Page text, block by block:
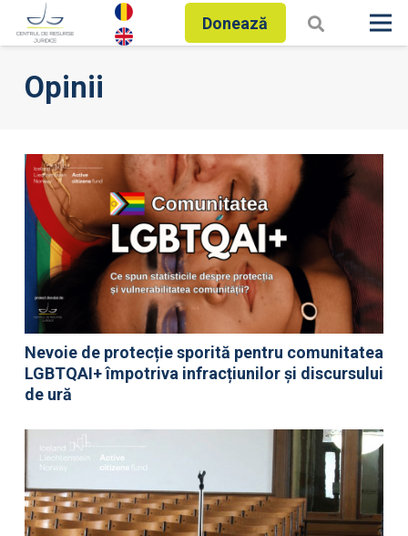
Donează
Opinii
Nevoie de protecție sporită pentru comunitatea
LGBTQAI+ împotriva infracțiunilor și discursului
de ură